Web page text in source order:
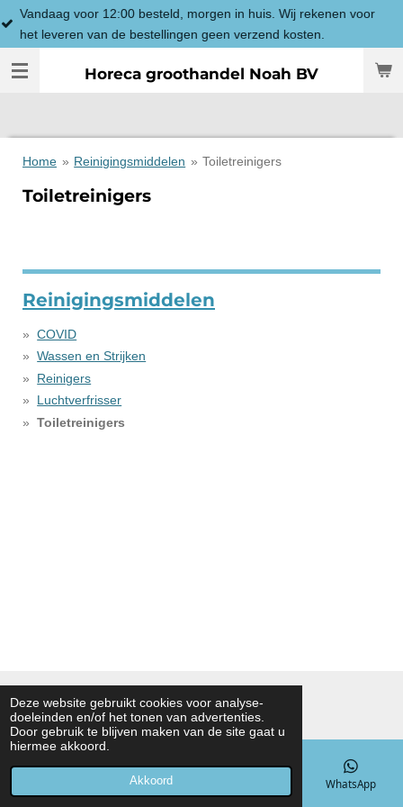
Deze website gebruikt cookies voor analyse-
doeleinden en/of het tonen van advertenties.
Door gebruik te blijven maken van de site gaat u
hiermee akkoord.
Akkoord
Ga
direct
de
Horeca groothandel Noah BV
voor 12:00 besteld, morgen in huis. Wij rekenen voor
van de bestellingen geen verzend kosten.
Home » Reinigingsmiddelen » Toiletreinigers
Toiletreinigers
Reinigingsmiddelen
COVID
Wassen en Strijken
Reinigers
Luchtverfrisser
Toiletreinigers
Powered byJouwWeb
Telefoonnummer WhatsApp